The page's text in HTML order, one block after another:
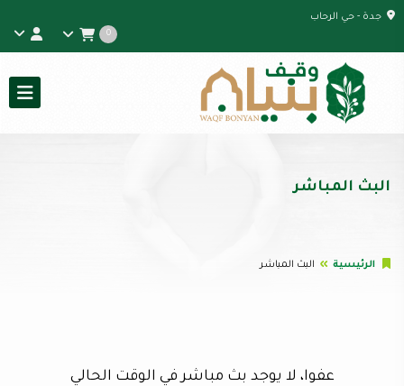
جدة - حي الرحاب
0
البث المباشر
الرئيسية البث المباشر
عفوا، لا يوجد بث مباشر في الوقت الحالي